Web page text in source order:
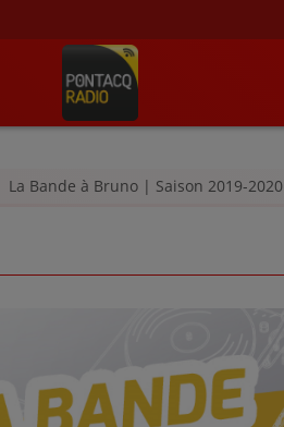
La Bande à Bruno | Saison 2019-2020